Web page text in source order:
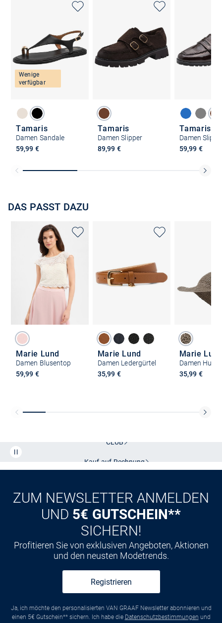
Wenige
verfügbar
Tamaris
Damen Sandale
59,99 €
Tamaris
Damen Slipper
89,99 €
Tamaris
Damen
59,99 €
DAS PASST DAZU
Marie Lund
Damen Blusentop
59,99 €
Marie Lund
Damen Ledergürtel
35,99 €
Marie
Damen Hut
35,99 €
CLUB
Kauf auf Rechnung
ZUM NEWSLETTER ANMELDEN
UND 5€ GUTSCHEIN**
SICHERN!
Profitieren Sie von exklusiven Angeboten, Aktionen
und den neusten Modetrends.
Registrieren
Ja, ich möchte den personalisierten VAN GRAAF Newsletter abonnieren und
einen 5€ Gutschein** sichern. Ich habe die Datenschutzbestimmungen und